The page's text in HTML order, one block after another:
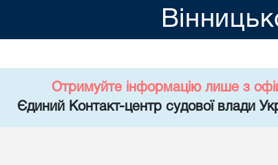
Отримуйте інформацію лише з
Єдиний Контакт-центр судової влади